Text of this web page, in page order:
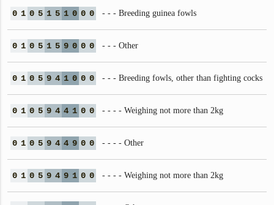
0 1 0 5 1 5 1 0 0 0 - - - Breeding guinea fowls
0 1 0 5 1 5 9 0 0 0 - - - Other
0 1 0 5 9 4 1 0 0 0 - - - Breeding fowls, other than fighting cocks
0 1 0 5 9 4 4 1 0 0 - - - - Weighing not more than 2kg
0 1 0 5 9 4 4 9 0 0 - - - - Other
0 1 0 5 9 4 9 1 0 0 - - - - Weighing not more than 2kg